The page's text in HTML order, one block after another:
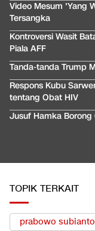
Video Mesum 'Yang
Tersangka
Kontroversi Wasit
Piala AFF
Tanda-tanda Trump
Respons Kubu
tentang Obat HIV
Jusuf Hamka Borong
TOPIK TERKAIT
prabowo subianto